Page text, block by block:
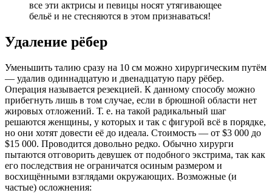
все эти актрисы и певицы носят утягивающее
бельё и не стесняются в этом признаваться!
Удаление рёбер
Уменьшить талию сразу на 10 см можно хирургическим путём
— удалив одиннадцатую и двенадцатую пару рёбер.
Операция называется резекцией. К данному способу можно
прибегнуть лишь в том случае, если в брюшной области нет
жировых отложений. Т. е. на такой радикальный шаг
решаются женщины, у которых и так с фигурой всё в порядке,
но они хотят довести её до идеала. Стоимость — от $3 000 до
$15 000. Проводится довольно редко. Обычно хирурги
пытаются отговорить девушек от подобного экстрима, так как
его последствия не ограничатся осиным размером и
восхищёнными взглядами окружающих. Возможные (и
частые) осложнения: